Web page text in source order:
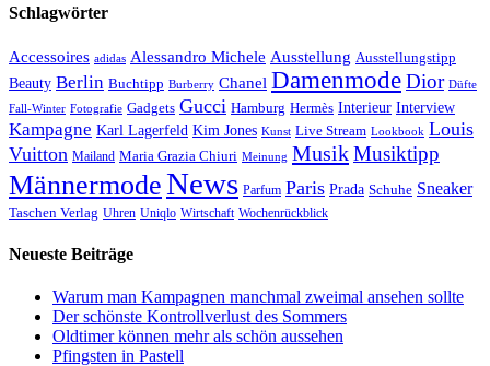
Schlagwörter
Accessoires adidas Alessandro Michele Ausstellung Ausstellungstipp
Beauty Berlin Buchtipp Burberry Chanel DamenmodeDior Düfte
Fall-Winter Fotografie Gadgets Gucci Hamburg Hermès Interieur Interview
Kampagne Karl Lagerfeld Kim Jones Kunst Live Stream Lookbook Louis
Vuitton Mailand Maria Grazia Chiuri Meinung MusikMusiktipp
MännermodeNews Parfum Paris Prada Schuhe Sneaker
Taschen Verlag Uhren Uniqlo Wirtschaft Wochenrückblick
Neueste Beiträge
Warum man Kampagnen manchmal zweimal ansehen sollte
Der schönste Kontrollverlust des Sommers
Oldtimer können mehr als schön aussehen
Pfingsten in Pastell